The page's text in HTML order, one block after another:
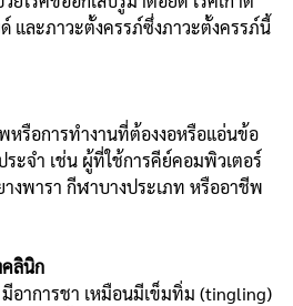
และภาวะตั้งครรภ์ซึ่งภาวะตั้งครรภ์นี้
รือการทำงานที่ต้องงอหรือแอ่นข้อ
ะจำ เช่น ผู้ที่ใช้การคีย์คอมพิวเตอร์
งพารา กีฬาบางประเภท หรืออาชีพ
คลินิก
อาการชา เหมือนมีเข็มทิ่ม (tingling)